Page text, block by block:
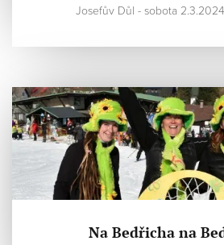
Josefův Důl - sobota
Na Bedřicha na